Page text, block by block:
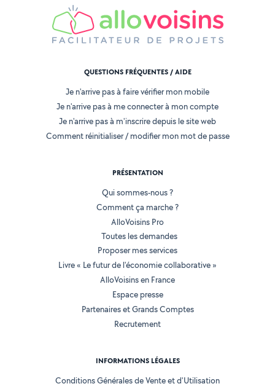
QUESTIONS FRÉQUENTES / AIDE
Je n'arrive pas à faire vérifier mon mobile
Je n'arrive pas à me connecter à mon compte
Je n'arrive pas à m'inscrire depuis le site web
Comment réinitialiser / modifier mon mot de passe
PRÉSENTATION
Qui sommes-nous ?
Comment ça marche ?
AlloVoisins Pro
Toutes les demandes
Proposer mes services
Livre « Le futur de l'économie collaborative »
AlloVoisins en France
Espace presse
Partenaires et Grands Comptes
Recrutement
INFORMATIONS LÉGALES
Conditions Générales de Vente et d'Utilisation